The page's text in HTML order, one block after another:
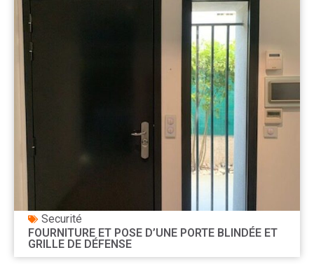
Securité
FOURNITURE ET POSE D’UNE PORTE BLINDÉE ET
GRILLE DE DÉFENSE